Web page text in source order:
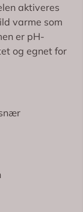
aktiveres
varme som
er pH-
og egnet for